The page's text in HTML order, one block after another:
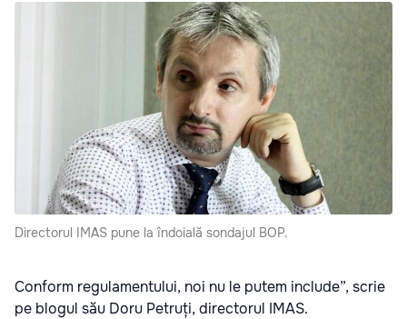
Directorul IMAS pune la îndoială sondajul BOP.
Conform regulamentului, noi nu le putem include”, scrie
pe blogul său Doru Petruți, directorul IMAS.